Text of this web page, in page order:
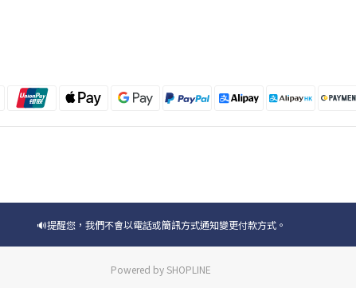
🔊提醒您，我們不會以電話或簡訊方式通知變更付款方式。
Powered by SHOPLINE